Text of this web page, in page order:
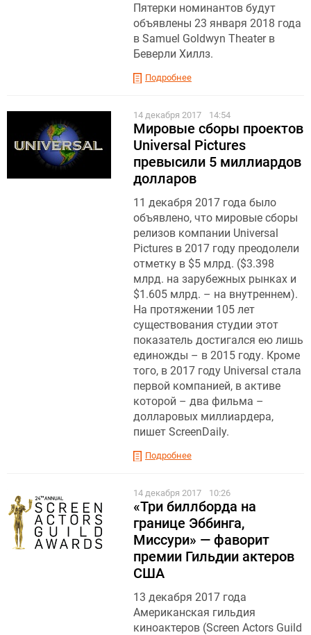
Пятерки номинантов будут
объявлены 23 января 2018 года
в Samuel Goldwyn Theater в
Беверли Хиллз.
Подробнее
14 декабря 2017 14:54
Мировые сборы проектов
Universal Pictures
превысили 5 миллиардов
долларов
11 декабря 2017 года было
объявлено, что мировые сборы
релизов компании Universal
Pictures в 2017 году преодолели
отметку в $5 млрд. ($3.398
млрд. на зарубежных рынках и
$1.605 млрд. – на внутреннем).
На протяжении 105 лет
существования студии этот
показатель достигался ею лишь
единожды – в 2015 году. Кроме
того, в 2017 году Universal стала
первой компанией, в активе
которой – два фильма –
долларовых миллиардера,
пишет ScreenDaily .
Подробнее
14 декабря 2017 10:26
«Три биллборда на
границе Эббинга,
Миссури» — фаворит
премии Гильдии актеров
США
13 декабря 2017 года
Американская гильдия
киноактеров (Screen Actors Guild